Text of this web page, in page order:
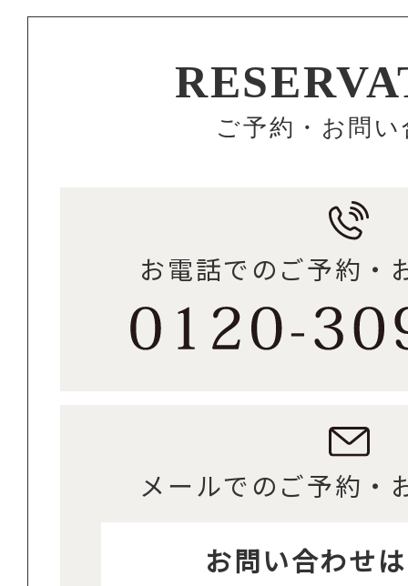
ご予約・お問
お電話でのご予約・
メールでのご予約・
お問い合わせ